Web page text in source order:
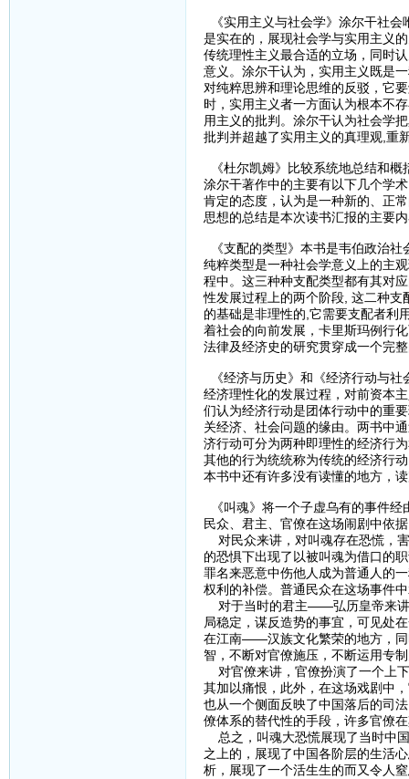
《实用主义与社会学》涂尔干社
是实在的，展现社会学与实用主义
传统理性主义最合适的立场，同时
意义。涂尔干认为，实用主义既是
对纯粹思辨和理论思维的反驳，它
时，实用主义者一方面认为根本不
用主义的批判。涂尔干认为社会学
批判并超越了实用主义的真理观,重
《杜尔凯姆》比较系统地总结和
涂尔干著作中的主要有以下几个学
肯定的态度，认为是一种新的、正
思想的总结是本次读书汇报的主要
《支配的类型》本书是韦伯政治
纯粹类型是一种社会学意义上的主
程中。这三种种支配类型都有其对
性发展过程上的两个阶段, 这二种
的基础是非理性的,它需要支配者利
着社会的向前发展，卡里斯玛例行
法律及经济史的研究贯穿成一个完
《经济与历史》和《经济行动与
经济理性化的发展过程，对前资本
们认为经济行动是团体行动中的重
关经济、社会问题的缘由。两书中
济行动可分为两种即理性的经济行
其他的行为统统称为传统的经济行
本书中还有许多没有读懂的地方，
《叫魂》将一个子虚乌有的事件
民众、君主、官僚在这场闹剧中依
对民众来讲，对叫魂存在恐慌，
的恐惧下出现了以被叫魂为借口的
罪名来恶意中伤他人成为普通人的
权利的补偿。普通民众在这场事件
对于当时的君主——弘历皇帝来讲
局稳定，谋反造势的事宜，可见处
在江南——汉族文化繁荣的地方，同
智，不断对官僚施压，不断运用专
对官僚来讲，官僚扮演了一个上
其加以痛恨，此外，在这场戏剧中
也从一个侧面反映了中国落后的司
僚体系的替代性的手段，许多官僚
总之，叫魂大恐慌展现了当时中
之上的，展现了中国各阶层的生活
析，展现了一个活生生的而又令人